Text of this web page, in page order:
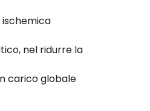
nel ridurre la
carico globale